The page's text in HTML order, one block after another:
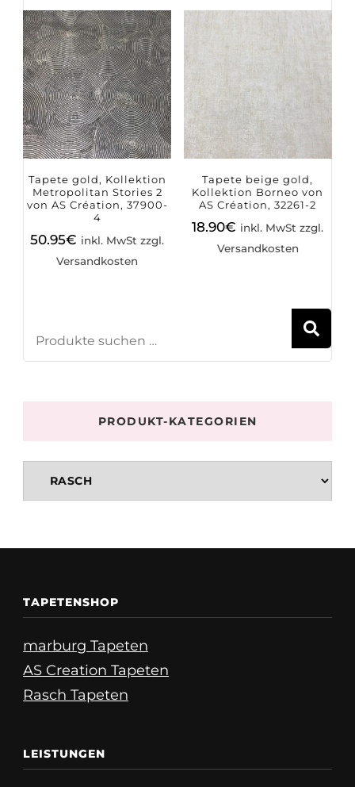
Tapete gold, Kollektion
Metropolitan Stories 2
von AS Création, 37900-
4
50.95€ inkl. MwSt zzgl.
Versandkosten
Tapete beige gold,
Kollektion Borneo von
AS Création, 32261-2
18.90€ inkl. MwSt zzgl.
Versandkosten
PRODUKT-KATEGORIEN
TAPETENSHOP
marburg Tapeten
AS Creation Tapeten
Rasch Tapeten
LEISTUNGEN